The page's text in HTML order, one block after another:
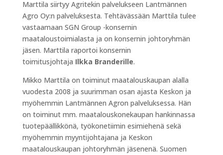
Marttila siirtyy Agritekin palvelukseen Lantmännen
Agro Oy:n palveluksesta. Tehtävässään Marttila tulee
vastaamaan SGN Group -konsernin
maataloustoimialasta ja on konsernin johtoryhmän
jäsen. Marttila raportoi konsernin
toimitusjohtaja Ilkka Branderille.
Mikko Marttila on toiminut maatalouskaupan alalla
vuodesta 2008 ja suurimman osan ajasta Keskon ja
myöhemmin Lantmännen Agron palveluksessa. Hän
on toiminut mm. maatalouskonekaupan hankinnassa
tuotepäällikkönä, työkonetiimin esimiehenä sekä
myöhemmin myyntijohtajana ja Keskon
maatalouskaupan johtoryhmän jäsenenä. Suomen